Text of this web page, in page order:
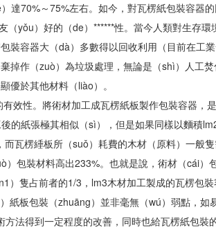
達70%～75%左右。如今，對瓦楞紙包裝容器
（yǒu）好的（de）******性。當今人類對生存
裝容器大（dà）多數得以回收利用（目前在工
掉作（zuò）為垃圾處理，無論是（shì）人工
優於其他材料（liào）。
有效性。將術材加工成瓦楞紙板製作包裝容器
的紙張極其相似（sì），但是如果同樣以麵積
而瓦楞綞板所（suǒ）耗費的木材（原料）一般
）包裝材料高出233%。也就是說，術材（cái
）隻占前者的1/3，lm3木材加工製成的瓦楞包
紙板包裝（zhuāng）並非毫無（wú）弱點，
法得到一定程度的改善，同時也給瓦楞紙包裝